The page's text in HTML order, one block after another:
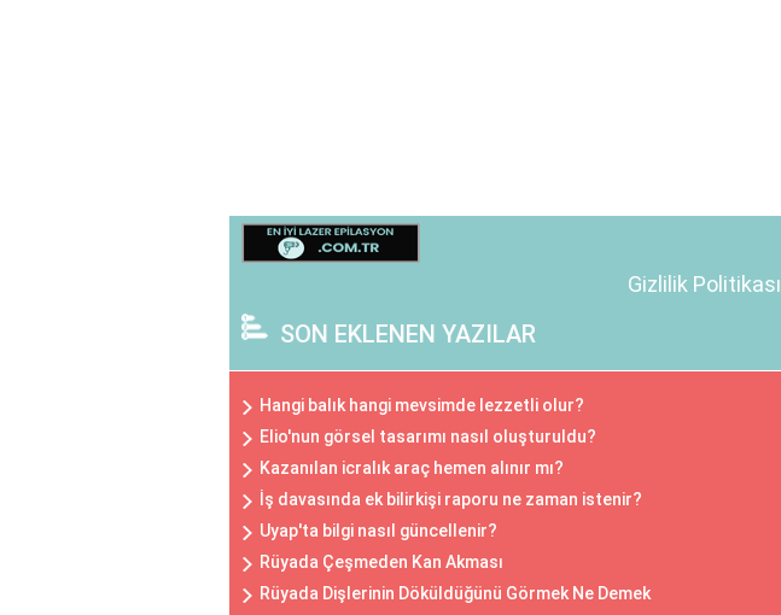
Gizlilik Politikası
SON EKLENEN YAZILAR
Hangi balık hangi mevsimde lezzetli olur?
Elio'nun görsel tasarımı nasıl oluşturuldu?
Kazanılan icralık araç hemen alınır mı?
İş davasında ek bilirkişi raporu ne zaman istenir?
Uyap'ta bilgi nasıl güncellenir?
Rüyada Çeşmeden Kan Akması
Rüyada Dişlerinin Döküldüğünü Görmek Ne Demek